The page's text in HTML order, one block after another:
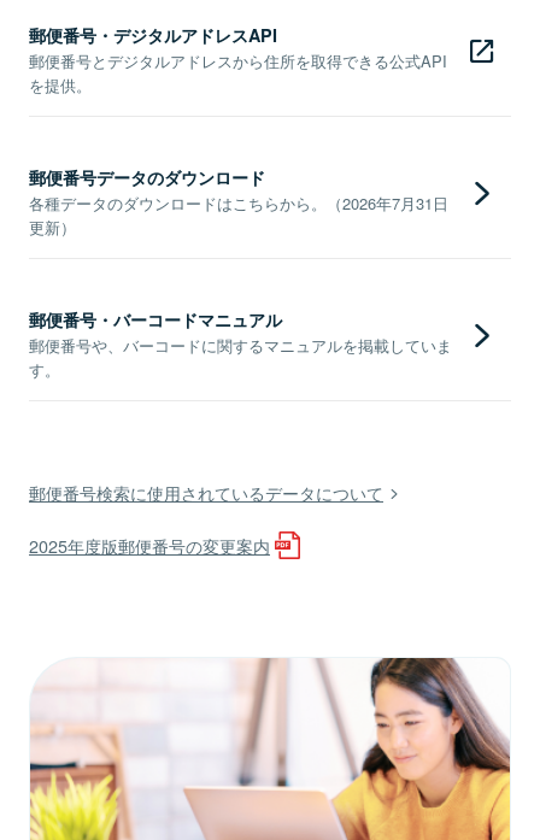
郵便番号・デジタルアドレスAPI
郵便番号とデジタルアドレスから住所を取得できる公式API
を提供。
郵便番号データのダウンロード
各種データのダウンロードはこちらから。（2026年7月31日
更新）
郵便番号・バーコードマニュアル
郵便番号や、バーコードに関するマニュアルを掲載していま
す。
郵便番号検索に使用されているデータについて
2025年度版郵便番号の変更案内